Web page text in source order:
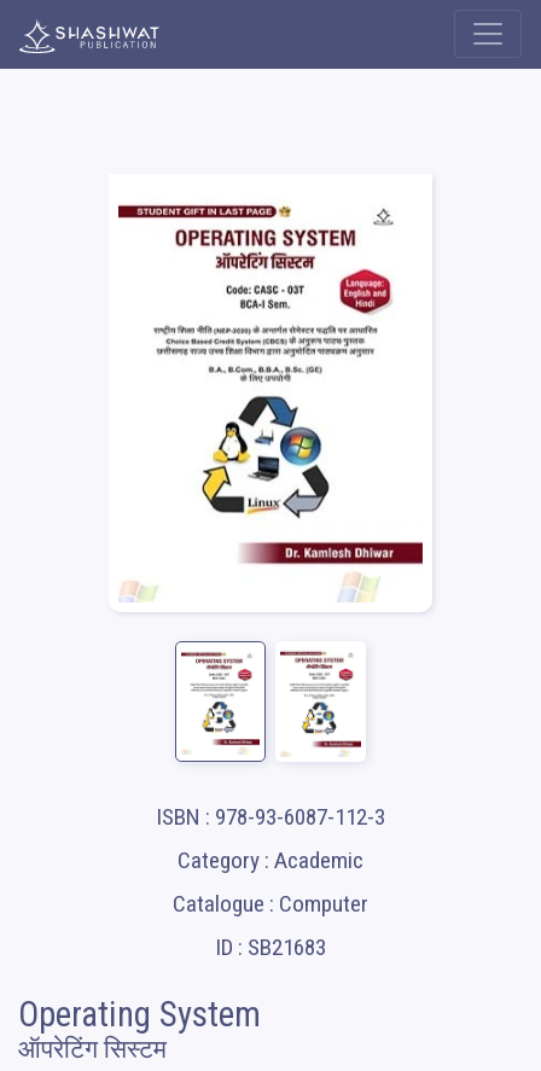
ISBN : 978-93-6087-112-3
Category : Academic
Catalogue : Computer
ID : SB21683
Operating System
ऑपरेटिंग सिस्टम